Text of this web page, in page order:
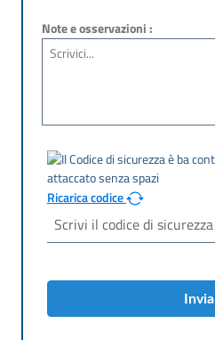
Note e osservazioni :
Ricarica codice
Invia